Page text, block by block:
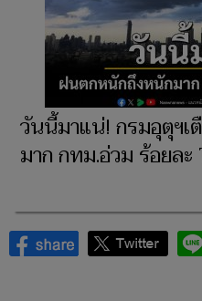
วันนี้มาแน่! กรมอุตุฯ
มาก กทม.อ่วม ร้อยละ